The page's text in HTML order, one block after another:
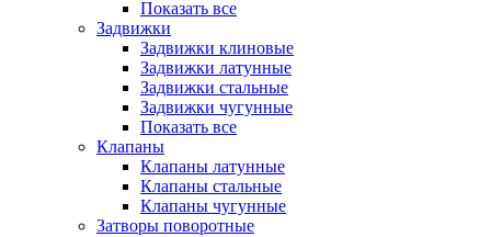
Показать все
Задвижки
Задвижки клиновые
Задвижки латунные
Задвижки стальные
Задвижки чугунные
Показать все
Клапаны
Клапаны латунные
Клапаны стальные
Клапаны чугунные
Затворы поворотные